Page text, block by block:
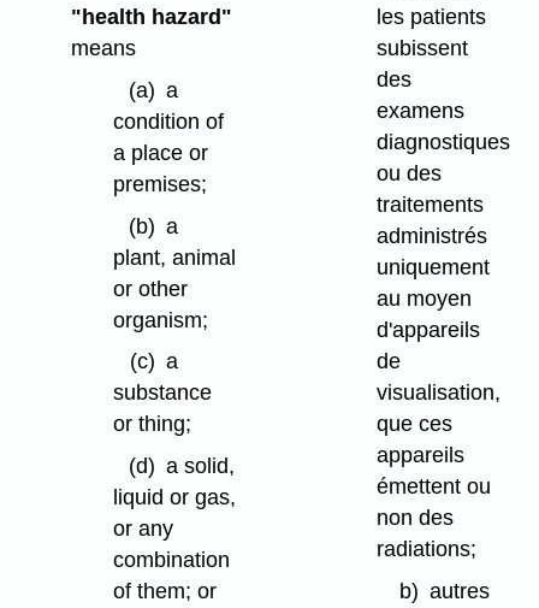
"health hazard"
means
(a) a
condition of
a place or
premises;
(b) a
plant, animal
or other
organism;
(c) a
substance
or thing;
(d) a solid,
liquid or gas,
or any
combination
of them; or
les patients
subissent
des
examens
diagnostiques
ou des
traitements
administrés
uniquement
au moyen
d'appareils
de
visualisation,
que ces
appareils
émettent ou
non des
radiations;
b) autres